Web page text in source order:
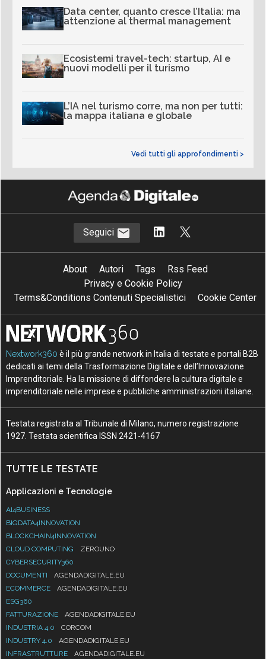
Data center, quanto cresce l’Italia: ma
attenzione al thermal management
Ecosistemi travel-tech: startup, AI e
nuovi modelli per il turismo
L’IA nel turismo corre, ma non per tutti:
la mappa italiana e globale
Vedi tutti gli approfondimenti >
Seguici
About Autori Tags
Rss Feed
Privacy e Cookie Policy
Terms&Conditions Contenuti Specialistici
Cookie Center
Nextwork360 è il più grande network in Italia di testate e portali B2B
dedicati ai temi della Trasformazione Digitale e dell’Innovazione
Imprenditoriale. Ha la missione di diffondere la cultura digitale e
imprenditoriale nelle imprese e pubbliche amministrazioni italiane.
Testata registrata al Tribunale di Milano, numero registrazione
1927. Testata scientifica ISSN 2421-4167
TUTTE LE TESTATE
Applicazioni e Tecnologie
AI4BUSINESS
BIGDATA4INNOVATION
BLOCKCHAIN4INNOVATION
CLOUD COMPUTING
ZEROUNO
CYBERSECURITY360
DOCUMENTI
AGENDADIGITALE.EU
ECOMMERCE
AGENDADIGITALE.EU
ESG360
FATTURAZIONE
AGENDADIGITALE.EU
INDUSTRIA 4.0
CORCOM
INDUSTRY 4.0
AGENDADIGITALE.EU
INFRASTRUTTURE
AGENDADIGITALE.EU